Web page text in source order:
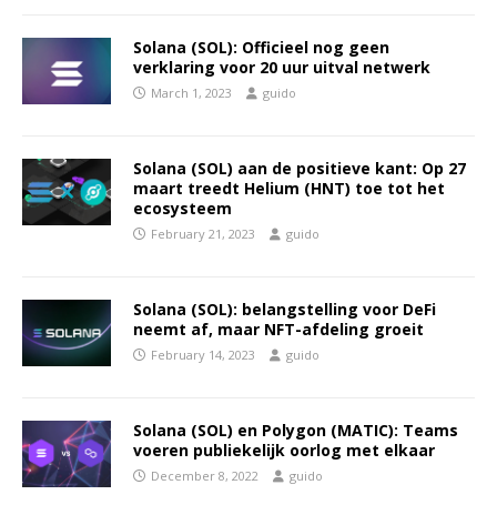
Solana (SOL): Officieel nog geen
verklaring voor 20 uur uitval netwerk
March 1, 2023 guido
Solana (SOL) aan de positieve kant: Op 27
maart treedt Helium (HNT) toe tot het
ecosysteem
February 21, 2023 guido
Solana (SOL): belangstelling voor DeFi
neemt af, maar NFT-afdeling groeit
February 14, 2023 guido
Solana (SOL) en Polygon (MATIC): Teams
voeren publiekelijk oorlog met elkaar
December 8, 2022 guido